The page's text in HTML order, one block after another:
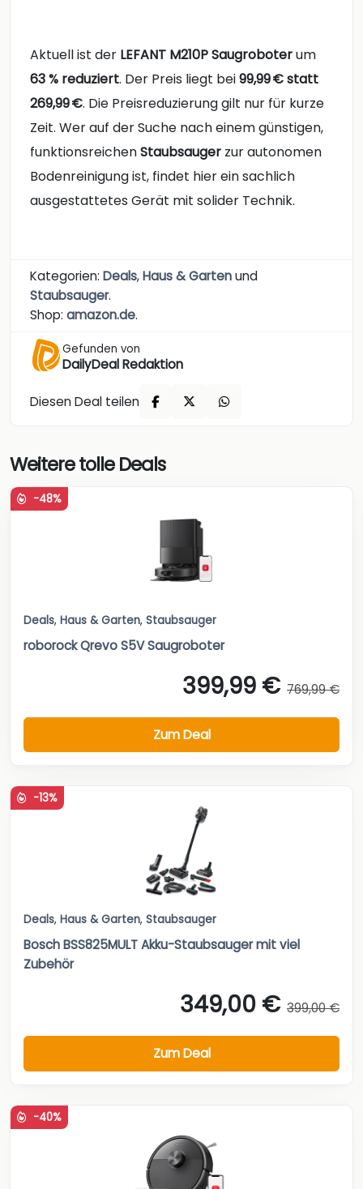
Aktuell ist der LEFANT M210P Saugroboterum
63 % reduziert. Der Preis liegt bei99,99 € statt
269,99 €. Die Preisreduzierung gilt nur für kurze
Zeit. Wer auf der Suche nach einem günstigen,
funktionsreichenStaubsauger zur autonomen
Bodenreinigung ist, findet hier ein sachlich
ausgestattetes Gerät mit solider Technik.
Kategorien: Deals,Haus & Gartenund
Staubsauger.
Shop: amazon.de.
Gefunden von
DailyDeal Redaktion
Diesen Deal teilen
Weitere tolle Deals
-48%
Deals, Haus & Garten, Staubsauger
roborock Qrevo S5V Saugroboter
399,99 € 769,99 €
Zum Deal
-13%
Deals, Haus & Garten, Staubsauger
Bosch BSS825MULT Akku-Staubsauger mit viel
Zubehör
349,00 € 399,00 €
Zum Deal
-40%